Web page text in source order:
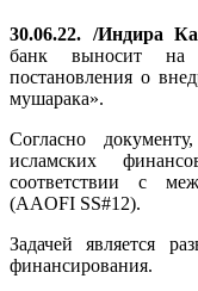
30.06.22. /Индира
банк выносит на
постановления о
мушарака».
Согласно
исламских
соответствии с
(AAOFI SS#12).
Задачей является
финансирования.